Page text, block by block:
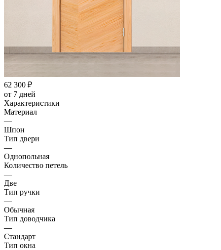
62 300 ₽
от 7 дней
Характеристики
Материал
—
Шпон
Тип двери
—
Однопольная
Количество петель
—
Две
Тип ручки
—
Обычная
Тип доводчика
—
Стандарт
Тип окна